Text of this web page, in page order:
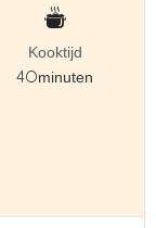
Kooktijd
40minuten